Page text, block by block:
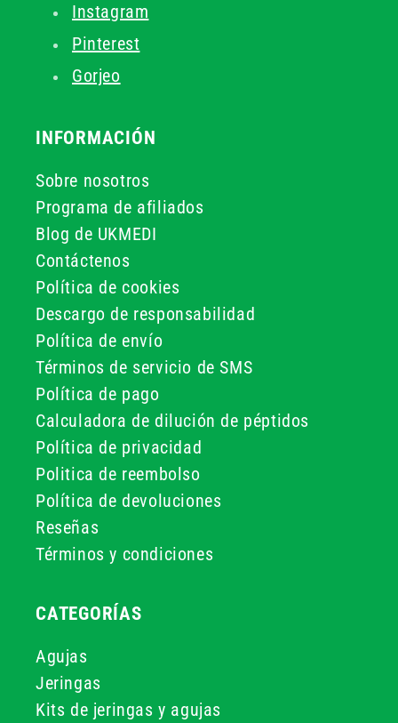
Instagram
Pinterest
Gorjeo
INFORMACIÓN
Sobre nosotros
Programa de afiliados
Blog de UKMEDI
Contáctenos
Política de cookies
Descargo de responsabilidad
Política de envío
Términos de servicio de SMS
Política de pago
Calculadora de dilución de péptidos
Política de privacidad
Politica de reembolso
Política de devoluciones
Reseñas
Términos y condiciones
CATEGORÍAS
Agujas
Jeringas
Kits de jeringas y agujas